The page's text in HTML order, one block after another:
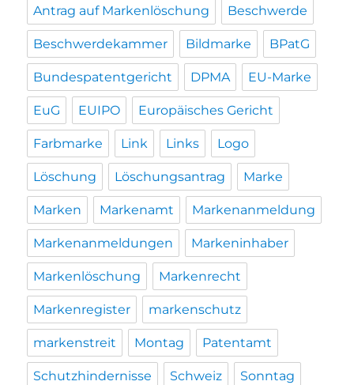
Antrag auf Markenlöschung Beschwerde
Beschwerdekammer Bildmarke BPatG
Bundespatentgericht DPMA EU-Marke
EuG EUIPO Europäisches Gericht
Farbmarke Link Links Logo
Löschung Löschungsantrag Marke
Marken Markenamt Markenanmeldung
Markenanmeldungen Markeninhaber
Markenlöschung Markenrecht
Markenregister markenschutz
markenstreit Montag Patentamt
Schutzhindernisse Schweiz Sonntag